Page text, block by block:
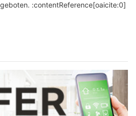
:contentReference[oaicite:0]